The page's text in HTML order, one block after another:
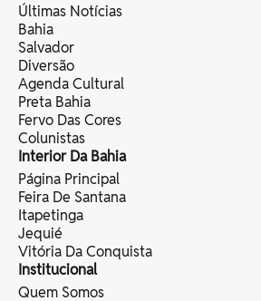
Últimas Notícias
Bahia
Salvador
Diversão
Agenda Cultural
Preta Bahia
Fervo Das Cores
Colunistas
Interior Da Bahia
Página Principal
Feira De Santana
Itapetinga
Jequié
Vitória Da Conquista
Institucional
Quem Somos